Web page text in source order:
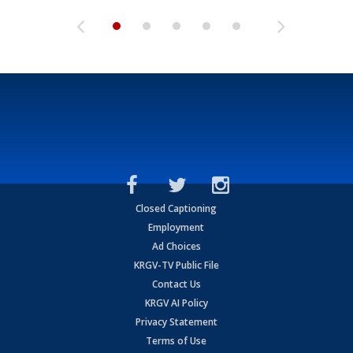
Closed Captioning
Employment
Ad Choices
KRGV-TV Public File
Contact Us
KRGV AI Policy
Privacy Statement
Terms of Use